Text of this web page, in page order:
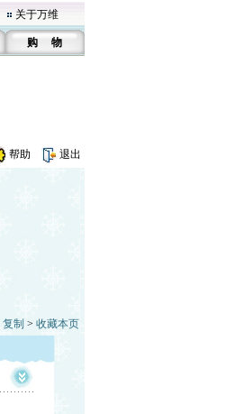
关于万维
购 物
帮助 退出
复制 > 收藏本页